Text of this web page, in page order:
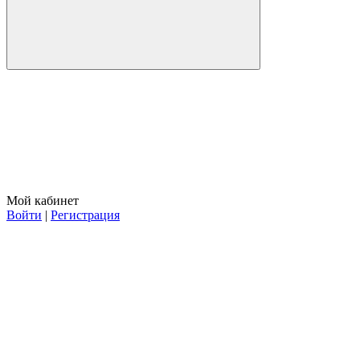
Мой кабинет
Войти | Регистрация